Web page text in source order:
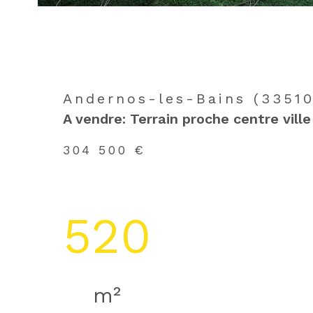
Andernos-les-Bains
A vendre: Terrain proche centre ville
304 500 €
520
m²